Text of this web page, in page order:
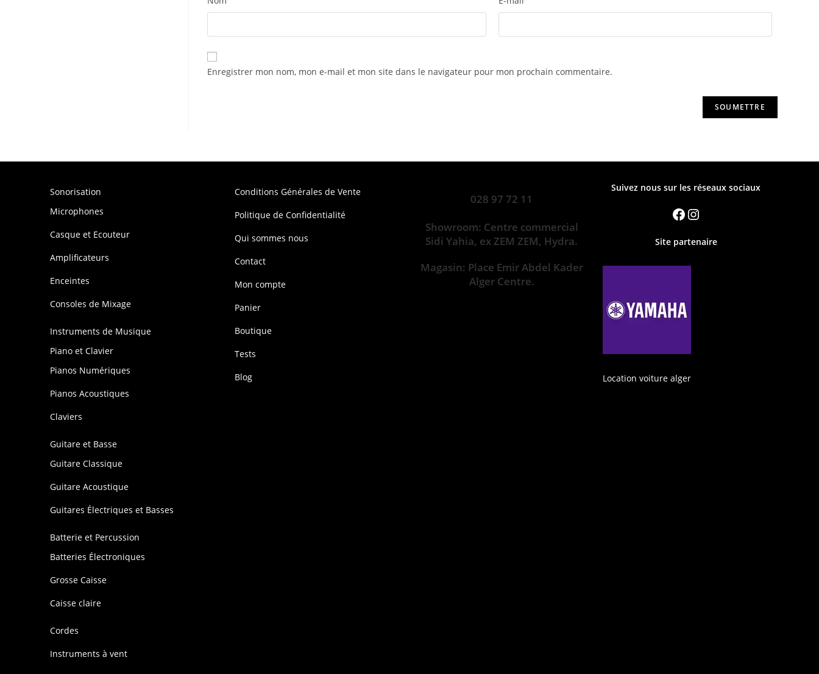
Enregistrer mon nom, mon e-mail et mon site dans le navigateur pour mon prochain commentaire.
Sonorisation
Microphones
Casque et Ecouteur
Amplificateurs
Enceintes
Consoles de Mixage
Instruments de Musique
Piano et Clavier
Pianos Numériques
Pianos Acoustiques
Claviers
Guitare et Basse
Guitare Classique
Guitare Acoustique
Guitares Électriques et Basses
Batterie et Percussion
Batteries Électroniques
Grosse Caisse
Caisse claire
Cordes
Instruments à vent
Conditions Générales de Vente
Politique de Confidentialité
Qui sommes nous
Contact
Mon compte
Panier
Boutique
Tests
Blog
028 97 72 11
Showroom: Centre commercial
Sidi Yahia, ex ZEM ZEM, Hydra.
Magasin: Place Emir Abdel Kader
Alger Centre.
Suivez nous sur les réseaux sociaux
Site partenaire
Location voiture alger